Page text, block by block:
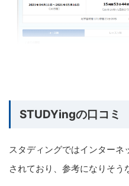
STUDYingの口コミ
スタディングではインターネ
されており、参考になりそう